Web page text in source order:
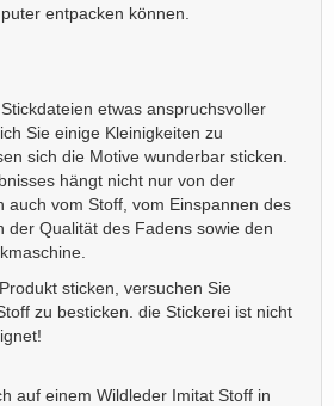
entpacken können.
etwas anspruchsvoller
Sie einige Kleinigkeiten zu
sich die Motive wunderbar sticken.
hängt nicht nur von der
auch vom Stoff, vom Einspannen des
der Qualität des Fadens sowie den
sticken, versuchen Sie
zu besticken. die Stickerei ist nicht
auf einem Wildleder Imitat Stoff in